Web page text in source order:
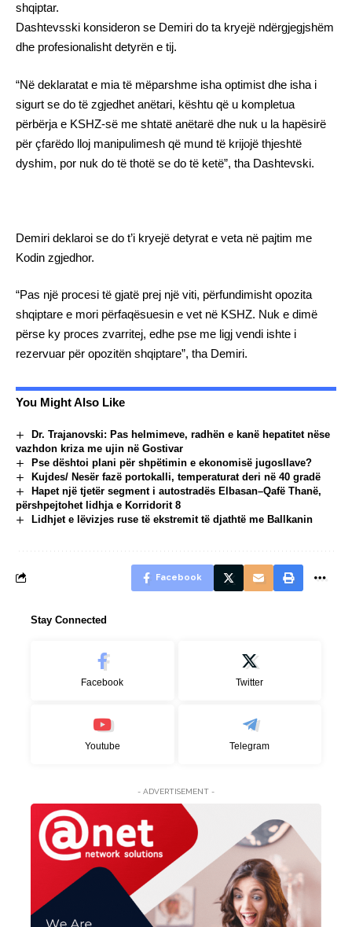
shqiptar.
Dashtevsski konsideron se Demiri do ta kryejë ndërgjegjshëm
dhe profesionalisht detyrën e tij.
“Në deklaratat e mia të mëparshme isha optimist dhe isha i
sigurt se do të zgjedhet anëtari, kështu që u kompletua
përbërja e KSHZ-së me shtatë anëtarë dhe nuk u la hapësirë
për çfarëdo lloj manipulimesh që mund të krijojë thjeshtë
dyshim, por nuk do të thotë se do të ketë”, tha Dashtevski.
Demiri deklaroi se do t’i kryejë detyrat e veta në pajtim me
Kodin zgjedhor.
“Pas një procesi të gjatë prej një viti, përfundimisht opozita
shqiptare e mori përfaqësuesin e vet në KSHZ. Nuk e dimë
përse ky proces zvarritej, edhe pse me ligj vendi ishte i
rezervuar për opozitën shqiptare”, tha Demiri.
You Might Also Like
Dr. Trajanovski: Pas helmimeve, radhën e kanë hepatitet nëse
vazhdon kriza me ujin në Gostivar
Pse dështoi plani për shpëtimin e ekonomisë jugosllave?
Kujdes/ Nesër fazë portokalli, temperaturat deri në 40 gradë
Hapet një tjetër segment i autostradës Elbasan–Qafë Thanë,
përshpejtohet lidhja e Korridorit 8
Lidhjet e lëvizjes ruse të ekstremit të djathtë me Ballkanin
Facebook
Stay Connected
Facebook Twitter
Youtube Telegram
- ADVERTISEMENT -